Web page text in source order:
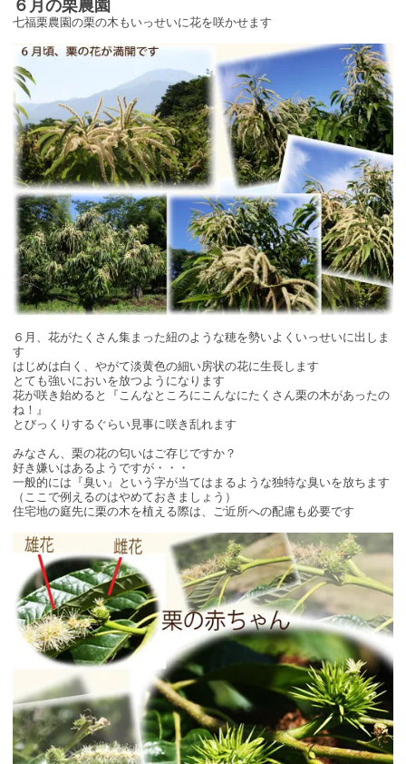
七福栗農園の栗の木もいっせいに花を咲かせます
６月、花がたくさん集まった紐のような穂を勢いよくいっせいに出しま
す
はじめは白く、やがて淡黄色の細い房状の花に生長します
とても強いにおいを放つようになります
花が咲き始めると『こんなところにこんなにたくさん栗の木があったの
ね！』
とびっくりするぐらい見事に咲き乱れます
みなさん、栗の花の匂いはご存じですか？
好き嫌いはあるようですが・・・
一般的には『臭い』という字が当てはまるような独特な臭いを放ちます
（ここで例えるのはやめておきましょう）
住宅地の庭先に栗の木を植える際は、ご近所への配慮も必要です